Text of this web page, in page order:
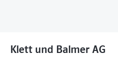
Klett und Balmer AG